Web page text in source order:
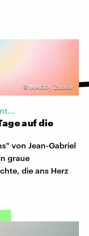
© IMAGO / Zoonar
auf die
von Jean-Gabriel
graue
die ans Herz